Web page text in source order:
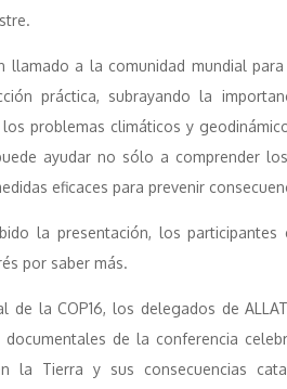
llamado a la comunidad mundial
práctica, subrayando la
problemas climáticos y
ayudar no sólo a comprender
eficaces para prevenir
la presentación, los
por saber más.
de la COP16, los delegados de
documentales de la conferencia
la Tierra y sus consecuencias